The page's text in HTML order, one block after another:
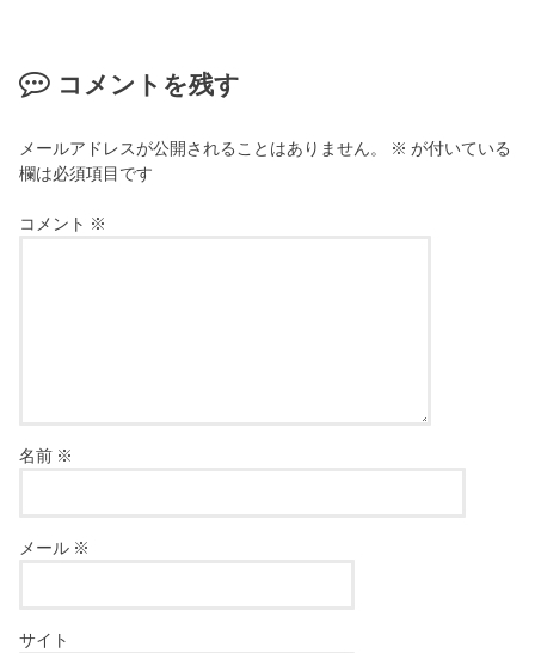
コメントを残す
メールアドレスが公開されることはありません。 ※ が付いている
欄は必須項目です
コメント ※
名前 ※
メール ※
サイト